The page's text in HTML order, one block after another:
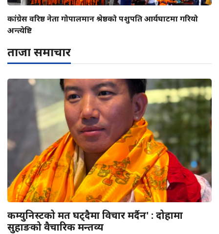
कांग्रेस वरिष्ठ नेता गोपालमान श्रेष्ठको पशुपति आर्यघाटमा गरियो
अन्त्येष्टि
ताजा समाचार
कम्युनिस्टको मत घट्दैमा विचार मर्दैन' : दोहामा
सुहाङको वैचारिक मन्तव्य